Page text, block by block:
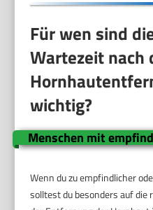
Für wen sind
Wartezeit nach
wichtig?
Menschen mit
Wenn du zu empfindlicher
solltest du besonders auf die